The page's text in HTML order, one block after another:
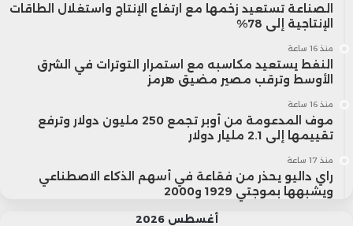
الصناعة تستعيد زخمها مع ارتفاع الإنتاج واستغلال الطاقات
الإنتاجية إلى 78%
منذ 16 ساعة
النفط يستعيد مكاسبه مع استمرار التوترات في الشرق
الأوسط وترقب مصير مضيق هرمز
منذ 16 ساعة
موف المدعومة من أوبر تجمع 250 مليون دولار وترفع
تقييمها إلى 2.1 مليار دولار
منذ 17 ساعة
راي داليو يحذر من فقاعة في أسهم الذكاء الاصطناعي
ويشبهها بموجتي 1929 و2000
أغسطس 2026